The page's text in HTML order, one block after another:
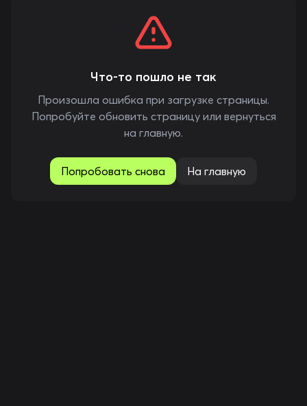
Что-то пошло не так
Произошла ошибка при загрузке страницы.
Попробуйте обновить страницу или вернуться
на главную.
Попробовать снова На главную